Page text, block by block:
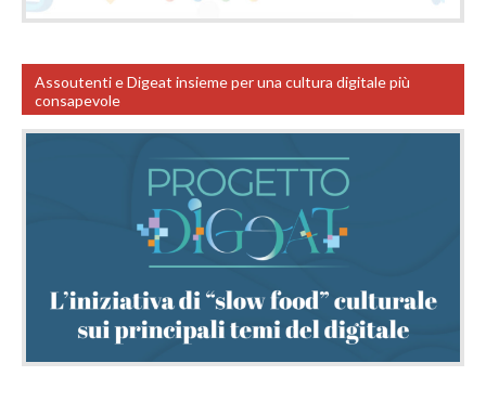
Assoutenti e Digeat insieme per una cultura digitale più
consapevole